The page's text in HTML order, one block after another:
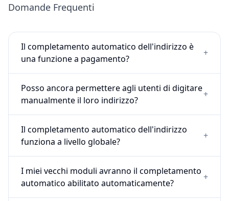
Domande Frequenti
Il completamento automatico dell'indirizzo è
una funzione a pagamento?
+
Posso ancora permettere agli utenti di digitare
manualmente il loro indirizzo?
+
Il completamento automatico dell'indirizzo
funziona a livello globale?
+
I miei vecchi moduli avranno il completamento
automatico abilitato automaticamente?
+